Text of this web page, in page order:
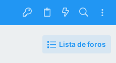
Lista de foros